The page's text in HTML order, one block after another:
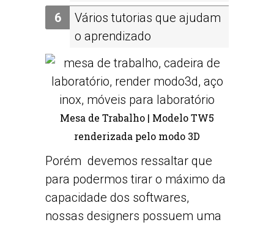
Vários tutorias que ajudam
o aprendizado
Mesa de Trabalho | Modelo TW5
renderizada pelo modo 3D
Porém devemos ressaltar que
para podermos tirar o máximo da
capacidade dos softwares,
nossas designers possuem uma